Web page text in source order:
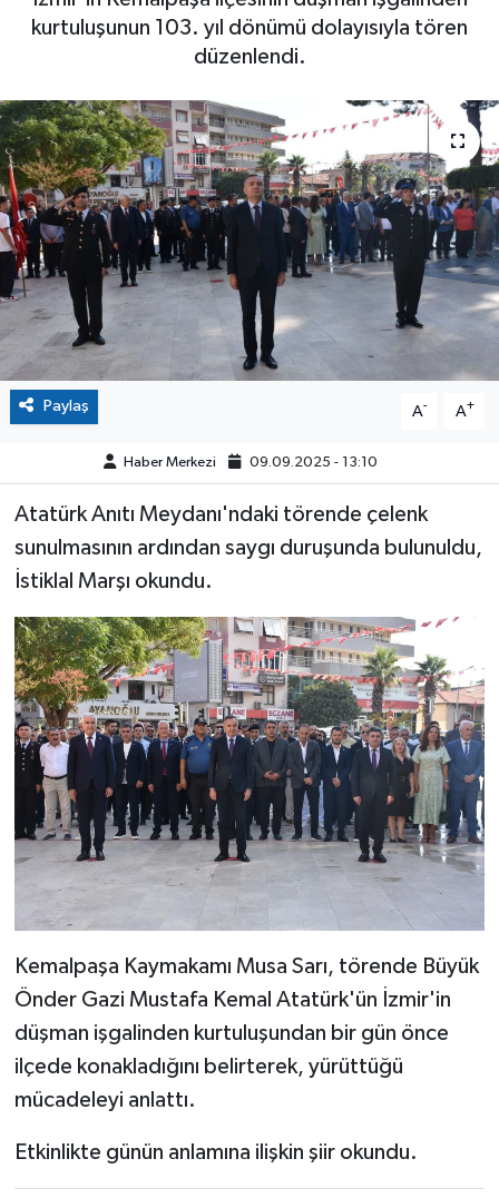
kurtuluşunun 103. yıl dönümü dolayısıyla tören
düzenlendi.
Paylaş A- A+
Haber Merkezi 09.09.2025 - 13:10
Atatürk Anıtı Meydanı'ndaki törende çelenk
sunulmasının ardından saygı duruşunda bulunuldu,
İstiklal Marşı okundu.
Kemalpaşa Kaymakamı Musa Sarı, törende Büyük
Önder Gazi Mustafa Kemal Atatürk'ün İzmir'in
düşman işgalinden kurtuluşundan bir gün önce
ilçede konakladığını belirterek, yürüttüğü
mücadeleyi anlattı.
Etkinlikte günün anlamına ilişkin şiir okundu.